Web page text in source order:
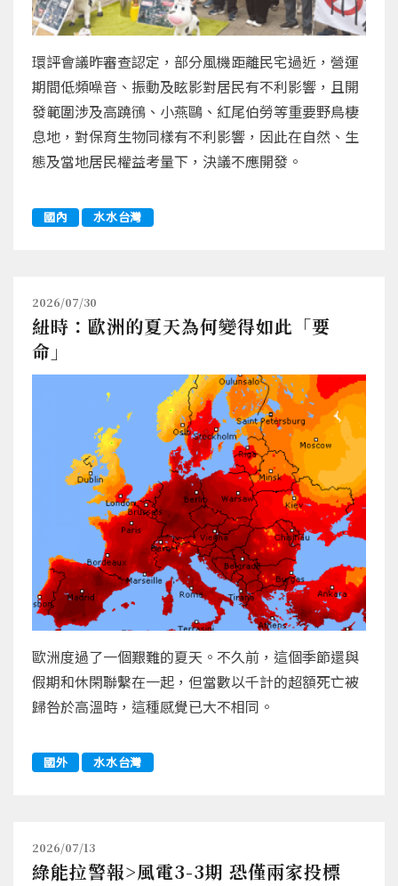
環評會議昨審查認定，部分風機距離民宅過近，營運
期間低頻噪音、振動及眩影對居民有不利影響，且開
發範圍涉及高蹺鴴、小燕鷗、紅尾伯勞等重要野鳥棲
息地，對保育生物同樣有不利影響，因此在自然、生
態及當地居民權益考量下，決議不應開發。
國內 水水台灣
2026/07/30
紐時：歐洲的夏天為何變得如此「要
命」
歐洲度過了一個艱難的夏天。不久前，這個季節還與
假期和休閑聯繫在一起，但當數以千計的超額死亡被
歸咎於高溫時，這種感覺已大不相同。
國外 水水台灣
2026/07/13
綠能拉警報>風電3-3期 恐僅兩家投標